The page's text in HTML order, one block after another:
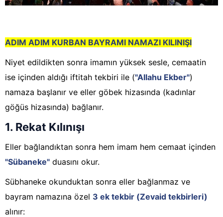
ADIM ADIM KURBAN BAYRAMI NAMAZI KILINIŞI
Niyet edildikten sonra imamın yüksek sesle, cemaatin
ise içinden aldığı iftitah tekbiri ile ("Allahu Ekber")
namaza başlanır ve eller göbek hizasında (kadınlar
göğüs hizasında) bağlanır.
1. Rekat Kılınışı
Eller bağlandıktan sonra hem imam hem cemaat içinden
"Sübaneke" duasını okur.
Sübhaneke okunduktan sonra eller bağlanmaz ve
bayram namazına özel 3 ek tekbir (Zevaid tekbirleri)
alınır: